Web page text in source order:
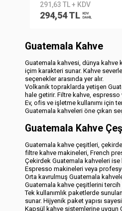
291,63 TL + KDV
294,54 TL
KDV
DAHİL
Guatemala Kahve
Guatemala kahvesi, dünya kahve
içim karakteri sunar. Kahve
seçenekler arasında yer alır.
Volkanik topraklarda yetişen
hale getirir. Filtre kahve,
Ev, ofis ve işletme kullanımı için
Guatemala kahveleri öne çıkan
Guatemala Kahve
Guatemala kahve çeşitleri,
filtre kahve makineleri, French
Çekirdek Guatemala kahveleri
Espresso makineleri veya
Orta kavrulmuş Guatemala
Guatemala kahve çeşitlerini
Tek kullanımlık paketlerde
sunar. Hijyenik paket yapısı
Kapsül kahve sistemlerine uygun